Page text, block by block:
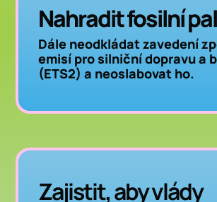
Nahradit fosilní
Dále neodkládat zavedení
emisí pro silniční dopravu a
(ETS2) a neoslabovat ho.
Zajistit, aby vlády